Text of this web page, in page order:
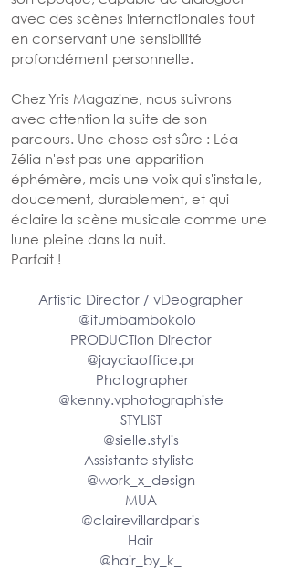
avec des scènes internationales tout
en conservant une sensibilité
profondément personnelle.
Chez Yris Magazine, nous suivrons
avec attention la suite de son
parcours. Une chose est sûre : Léa
Zélia n'est pas une apparition
éphémère, mais une voix qui s'installe,
doucement, durablement, et qui
éclaire la scène musicale comme une
lune pleine dans la nuit.
Parfait !
Artistic Director / vDeographer
@itumbambokolo_
PRODUCTion Director
@jayciaoffice.pr
Photographer
@kenny.vphotographiste
STYLIST
@sielle.stylis
Assistante styliste
@work_x_design
MUA
@clairevillardparis
Hair
@hair_by_k_